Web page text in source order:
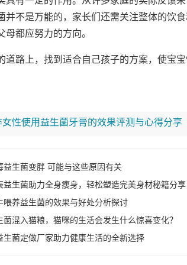
不是万能的，家长们还需关注整体的饮
都应努力的方向。
道路上，找到适合自己孩子的方案，使宝
女性使用益生菌牙膏的效果评测与心得分享
益生菌变胖 可能与这些原因有关
益生菌助力全身瘦身，轻松塑造完美身材秘籍分享
喂养益生菌的效果与好处分析探讨
菌混入猫粮，猫咪的生活会发生什么惊喜变化？
生菌定做厂家助力健康生活的全新选择